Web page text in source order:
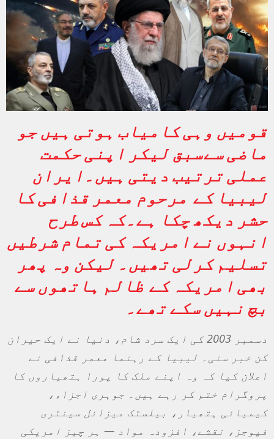
قومیں وہی کامیاب ہوتی ہیں جو
ماضی سےسبق لیکر اپنی حکمت
عملی ترتیب دیتی ہیں۔ایران
لیبیا کے مرحوم معمر قذافی کا
حشر دیکھ چکا ہے۔کہ کس طرح
انہوں نے امریکہ کی تمام شرطیں
تسلیم کرلی تھیں۔ لیکن وہ پھر
بھی امریکہ کے ظالم ہاتھوں سے
بچ نہیں سکے تھے۔
دسمبر 2003 کی ایک سرد شام، دنیا نے ایک حیران
کن خبر سنی۔ لیبیا کے رہنما معمر قذافی نے
اعلان کیا کہ وہ اپنے ملک کا پورا ہتھیاروں کا
پروگرام ختم کر رہے ہیں۔ جوہری اجزاء،
کیمیائی ہتھیار، بیلسٹک میزائل سینٹری
فیوجز، نقشے، افزودہ مواد — ہر چیز امریکی